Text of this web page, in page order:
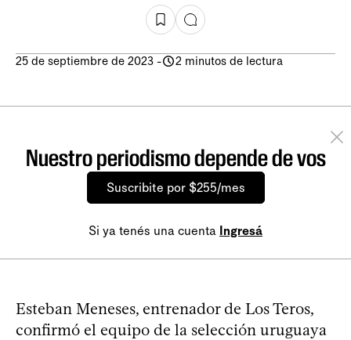
25 de septiembre de 2023 - 2 minutos de lectura
Nuestro periodismo depende de vos
Suscribite por $255/mes
Si ya tenés una cuenta Ingresá
Esteban Meneses, entrenador de Los Teros,
confirmó el equipo de la selección uruguaya